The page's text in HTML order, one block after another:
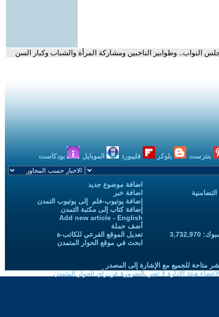
النواب.. وطوابير الناخبين ومشاركة المرأة والشباب وكبار السن
بنترست بلوكر فليبورد الموبايل بودكاست
اضافة موضوع جديد
اضافة خبر
إضافة يوتيوب-فلم إلى يوتيوب التمدن
إضافة كتاب إلى مكتبة التمدن
Add new article - English
أضف حملة
تعديل الموقع الفرعي للكاتب-ة
ابحث في موقع الحوار المتمدن
متاحة للجميع مع الإشارة إلى المصدر
هيئة الادارة لا تعبر بالضرورة عن رأي الحوار المتمدن